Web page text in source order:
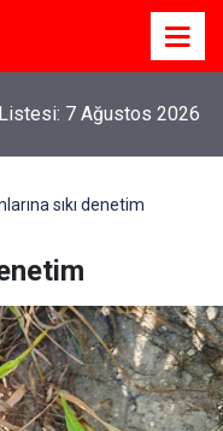
7 Ağustos 2026
sıkı denetim